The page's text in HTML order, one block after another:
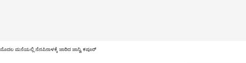
ಮನೆಯಲ್ಲಿ ನೆನಪಿನಾಳಕ್ಕೆ ಜಾರಿದ ಜಾನ್ವಿ ಕಪೂರ್